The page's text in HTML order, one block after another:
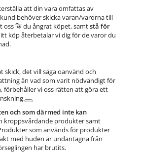
att din vara omfattas av
behöver skicka varan/varorna till
कि du ångrat köpet, samtstå för
köp återbetalar vi dig för de varor du
det vill säga oanvänd och
än vad som varit nödvändigt för
förbehåller vi oss rätten att göra ett
och som därmed inte kan
kroppsvårdande produkter samt
som används för produkter
med huden är undantagna från
har brutits.